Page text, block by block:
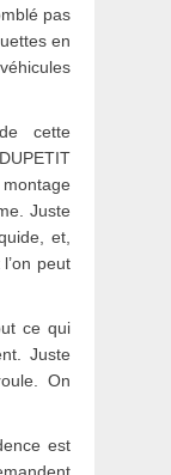
pas
en
cette
Juste
et,
peut
ce qui
Juste
On
est